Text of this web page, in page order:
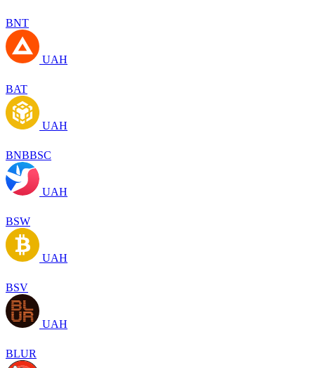
BNT
UAH
BAT
UAH
BNBBSC
UAH
BSW
UAH
BSV
UAH
BLUR